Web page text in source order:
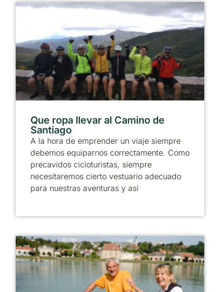
Que ropa llevar al Camino de
Santiago
A la hora de emprender un viaje siempre
debemos equiparnos correctamente. Como
precavidos cicloturistas, siempre
necesitaremos cierto vestuario adecuado
para nuestras aventuras y así